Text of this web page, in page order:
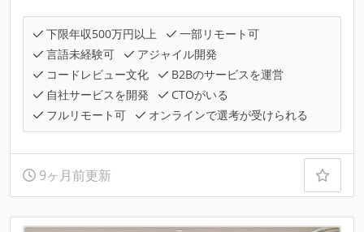
下限年収500万円以上
一部リモート可
言語未経験可
アジャイル開発
コードレビュー文化
B2Bのサービスを運営
自社サービスを開発
CTOがいる
フルリモート可
オンラインで選考が受けられる
9ヶ月前更新